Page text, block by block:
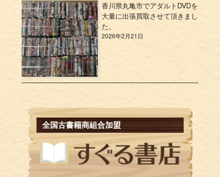
香川県丸亀市でアダルトDVDを
大量に出張買取させて頂きまし
た。
2026年2月21日
全国古書籍商組合加盟